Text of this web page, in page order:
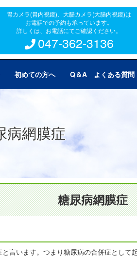
胃カメラ(胃内視鏡)、大腸カメラ(大腸内視鏡)は
お電話での予約も承っています。
詳しくは、お電話にてご確認ください。
047-362-3136
初めての方へ Q＆A よくある質問
病網膜症
糖尿病網膜症
言います。つまり糖尿病の合併症として